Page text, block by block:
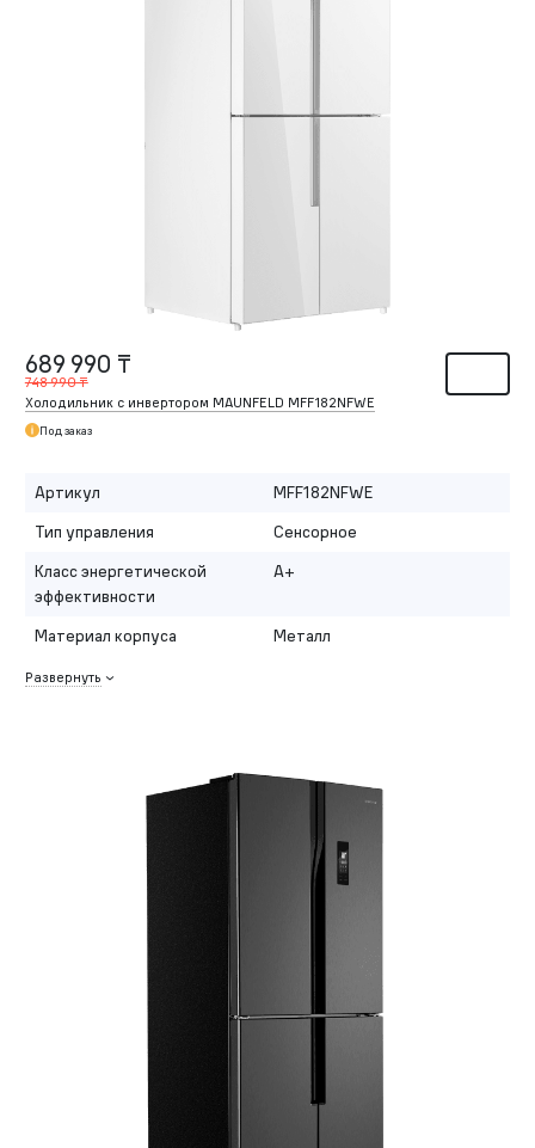
689 990 ₸
748 990 ₸
Холодильник с инвертором MAUNFELD MFF182NFWE
Под заказ
Артикул
MFF182NFWE
Тип управления
Сенсорное
Класс энергетической
эффективности
A+
Материал корпуса Металл
Развернуть